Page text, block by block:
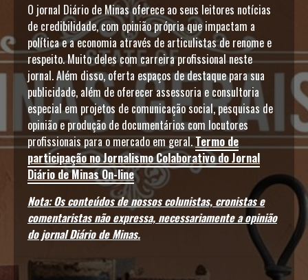
O jornal Diário de Minas oferece ao seus leitores notícias
de credibilidade, com opinião própria que impactam a
política e a economia através de articulistas de renome e
respeito. Muito deles com carreira profissional neste
jornal. Além disso, oferta espaços de destaque para sua
publicidade, além de oferecer assessoria e consultoria
especial em projetos de comunicação social, pesquisas de
opinião e produção de documentários com locutores
profissionais para o mercado em geral.Termo de
participação no Jornalismo Colaborativo do Jornal
Diário de Minas On-line
Nota: Os conteúdos de nossos colunistas, cronistas e
comentaristas não expressa, necessariamente a opinião
do jornal Diário de Minas.